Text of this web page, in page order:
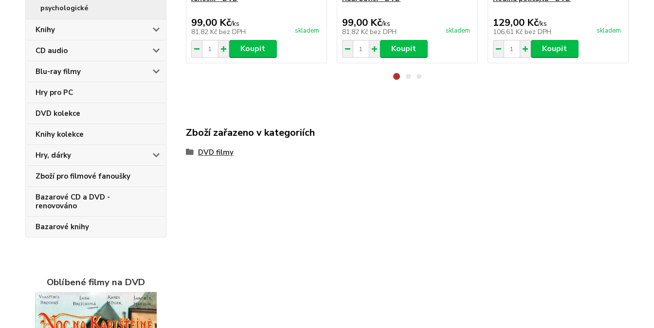
psychologické
Knihy
CD audio
Blu-ray filmy
Hry pro PC
DVD kolekce
Knihy kolekce
Hry, dárky
Zboží pro filmové fanoušky
Bazarové CD a DVD -
renovováno
Bazarové knihy
Oblíbené filmy na DVD
99,00 Kč/ks
81,82 Kč bez DPH skladem
Koupit
99,00 Kč/ks
81,82 Kč bez DPH skladem
Koupit
129,00 Kč/ks
106,61 Kč bez DPH skladem
Koupit
Zboží zařazeno v kategoriích
DVD filmy